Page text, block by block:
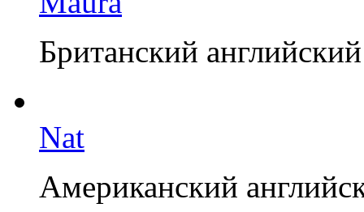
Британский
Nat
Американский